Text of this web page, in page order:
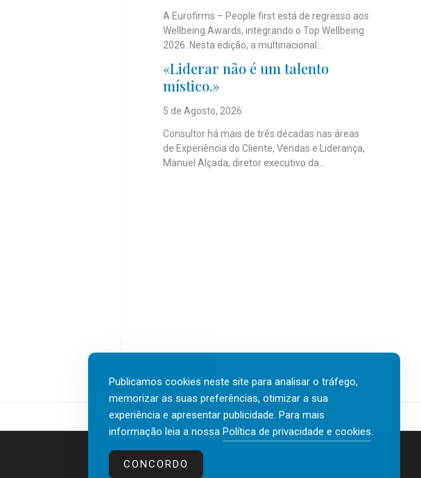
A Eurofirms – People first está de regresso aos
Wellbeing Awards, integrando o Top Wellbeing
2026. Nesta edição, a multinacional...
«Liderar não é um talento
místico.»
5 de Agosto, 2026
Consultor há mais de três décadas nas áreas
de Experiência do Cliente, Vendas e Liderança,
Manuel Alçada, diretor executivo da...
Contactos
Publicamos cookies neste site para analisar o tráfego,
memorizar as suas preferências, otimizar a sua
experiência e apresentar publicidade. Para mais
informação leia a nossa Política de privacidade e cookies.
CONCORDO